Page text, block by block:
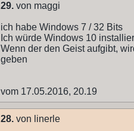
29. von maggi
ich habe Windows 7 / 32 Bits
Ich würde Windows 10
Wenn der den Geist aufgibt,
geben
vom 17.05.2016, 20.19
28. von linerle